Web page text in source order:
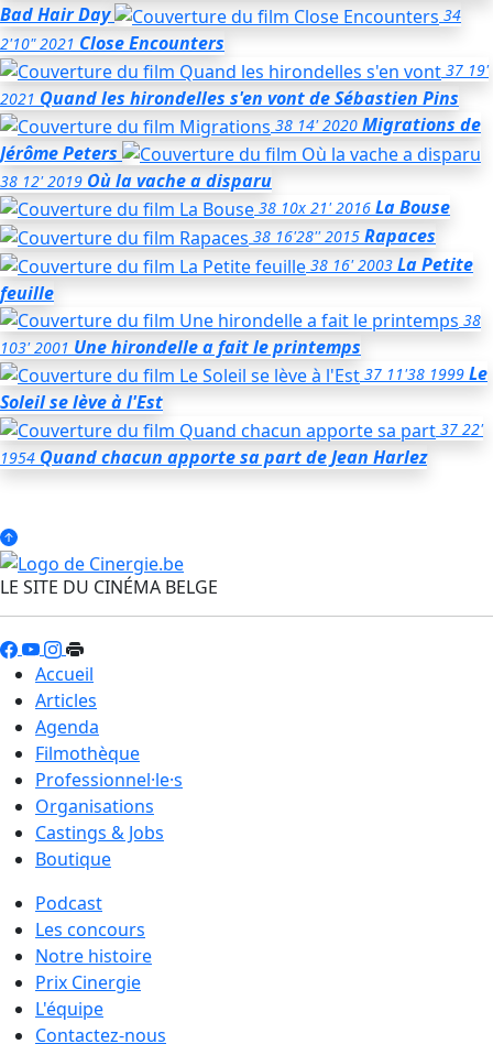
Bad Hair Day
34
2'10" 2021 Close Encounters
37 19'
2021 Quand les hirondelles s'en vontde Sébastien Pins
38 14' 2020 Migrations de
Jérôme Peters
38 12' 2019 Où la vache a disparu
38 10x 21' 2016 La Bouse
38 16'28'' 2015 Rapaces
38 16' 2003 La Petite
feuille
38
103' 2001 Une hirondelle a fait le printemps
37 11'38 1999 Le
Soleil se lève à l'Est
37 22'
1954 Quand chacun apporte sa partde Jean Harlez
LE SITE DU CINÉMA BELGE
Accueil
Articles
Agenda
Filmothèque
Professionnel·le·s
Organisations
Castings & Jobs
Boutique
Podcast
Les concours
Notre histoire
Prix Cinergie
L'équipe
Contactez-nous